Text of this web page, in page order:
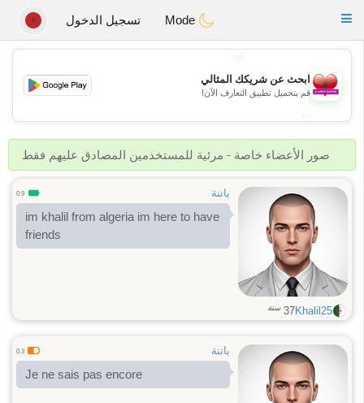
Maroc Dating
Toggle
تسجيل الدخول
💖
💕
ابحث عن شريكك المثالي
قم بتحميل تطبيق التعارف الآن!
صور الأعضاء خاصة - مرئية للمستخدمين المصادق عليهم فقط
باتنة 0.9
im khalil from algeria im here to have
friends
Khalil25
37 سنة
باتنة 0.3
Je ne sais pas encore